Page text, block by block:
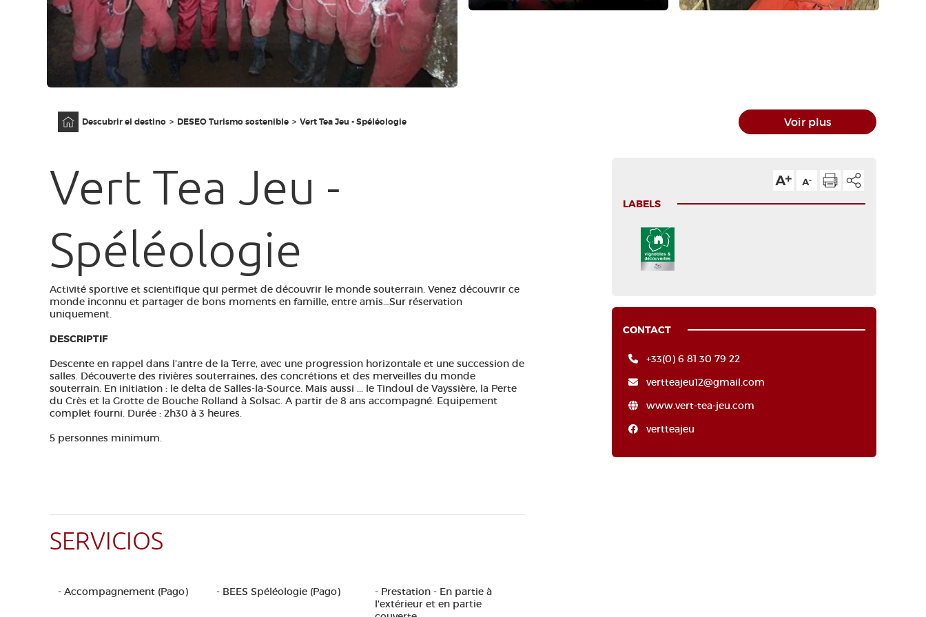
Descubrir el destino DESEO Turismo sostenible Vert Tea Jeu - Spéléologie Voir plus
Vert Tea Jeu -
Spéléologie
Activité sportive et scientifique qui permet de découvrir le monde souterrain. Venez découvrir ce
monde inconnu et partager de bons moments en famille, entre amis…Sur réservation
uniquement.
DESCRIPTIF
Descente en rappel dans l'antre de la Terre, avec une progression horizontale et une succession de
salles. Découverte des rivières souterraines, des concrétions et des merveilles du monde
souterrain. En initiation : le delta de Salles-la-Source. Mais aussi ... le Tindoul de Vayssière, la Perte
du Crès et la Grotte de Bouche Rolland à Solsac. A partir de 8 ans accompagné. Equipement
complet fourni. Durée : 2h30 à 3 heures.
5 personnes minimum.
SERVICIOS
- Accompagnement (Pago) - BEES Spéléologie (Pago)
- Prestation - En partie à
l'extérieur et en partie
LABELS
CONTACT
+33(0) 6 81 30 79 22
vertteajeu12@gmail.com
www.vert-tea-jeu.com
vertteajeu